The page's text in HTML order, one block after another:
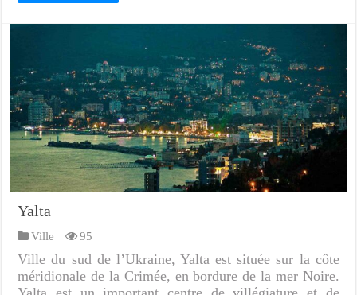
Yalta
Ville 95
Ville du sud de l’Ukraine, Yalta est située sur la côte
méridionale de la Crimée, en bordure de la mer Noire.